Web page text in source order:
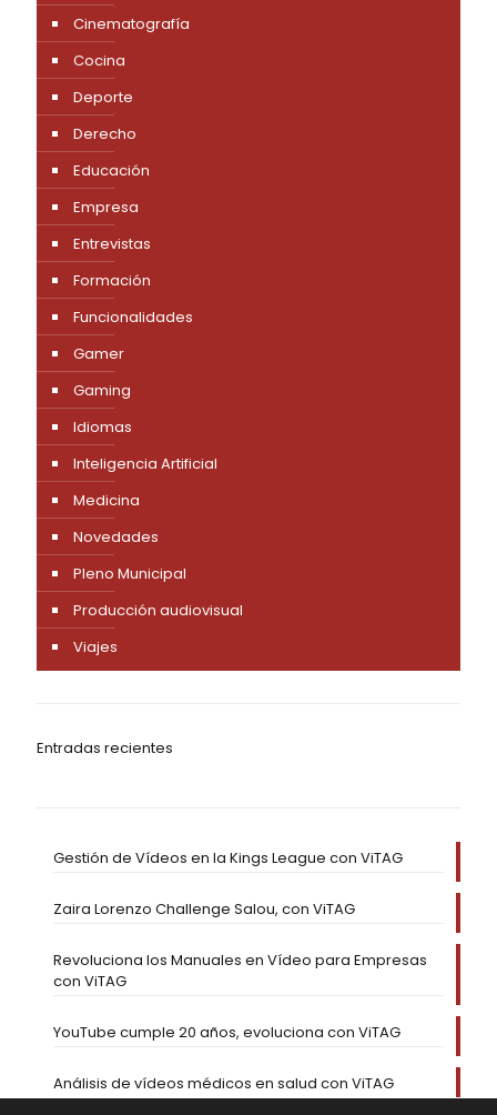
Cinematografía
Cocina
Deporte
Derecho
Educación
Empresa
Entrevistas
Formación
Funcionalidades
Gamer
Gaming
Idiomas
Inteligencia Artificial
Medicina
Novedades
Pleno Municipal
Producción audiovisual
Viajes
Entradas recientes
Gestión de Vídeos en la Kings League con ViTAG
Zaira Lorenzo Challenge Salou, con ViTAG
Revoluciona los Manuales en Vídeo para Empresas
con ViTAG
YouTube cumple 20 años, evoluciona con ViTAG
Análisis de vídeos médicos en salud con ViTAG